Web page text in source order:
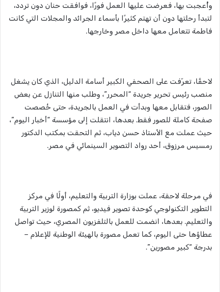
وأُعجبت بها، فعرضت عليها العمل فورًا، فوافقت حنان دون تردد،
لتبدأ رحلتها دون أن تهتم كثيرًا بأسماء الجرائد والمجلات التي كانت
فاطمة تتعامل معها داخل مصر وخارجها.
لاحقًا، تعرّفت على الصحفي الكبير أسامة الدليل، الذي كان يشغل
منصب رئيس تحرير جريدة “المحرر”، وطلب منها التنازل عن بعض
الصور، فتقابل معها وبدأت في العمل بالجريدة، حتى خُصصت
صفحة كاملة للصور فقط. بعدها، انتقلت إلى مؤسسة “أخبار اليوم”،
حيث عملت مع الأستاذ حسن دياب، ثم التحقت بمكتب الدكتور
رمسيس مرزوق، أحد رواد التصوير السينمائي في مصر.
في مرحلة لاحقة، عملت بوزارة التربية والتعليم، أولًا في مركز
التطوير التكنولوجي كوحدة تصوير فيديو، ثم كمصورة لوزير التربية
والتعليم. بعدها، انضمت للعمل بالتلفزيون المصري، حيث تواصل
عطاؤها حتى اليوم، كما تعمل مصورة بالهيئة الوطنية للإعلام –
بدرجة “كبير مصورين”.